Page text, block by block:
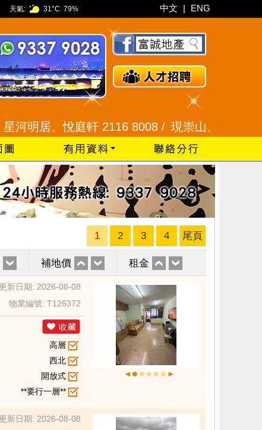
天氣: 31°C 79% 中文 | ENG
居、悅庭軒 2116 8008 /現崇山、譽港灣 2345
1 2 3 4 尾頁
補地價 租金
更新日期: 2026-08-08
物業編號: T126372
高層
西北
開放式
**要行一層**
更新日期: 2026-08-08